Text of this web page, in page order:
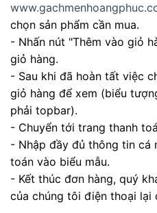
chọn sản phẩm cần mua.
- Nhấn nút "Thêm vào giỏ
giỏ hàng.
- Sau khi đã hoàn tất việc
giỏ hàng để xem (biểu
phải topbar).
- Chuyển tới trang thanh
- Nhập đầy đủ thông tin cá
toán vào biểu mẫu.
- Kết thúc đơn hàng, quý
của chúng tôi điện thoại lại